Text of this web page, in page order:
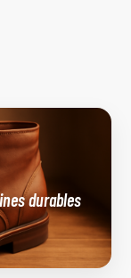
durables